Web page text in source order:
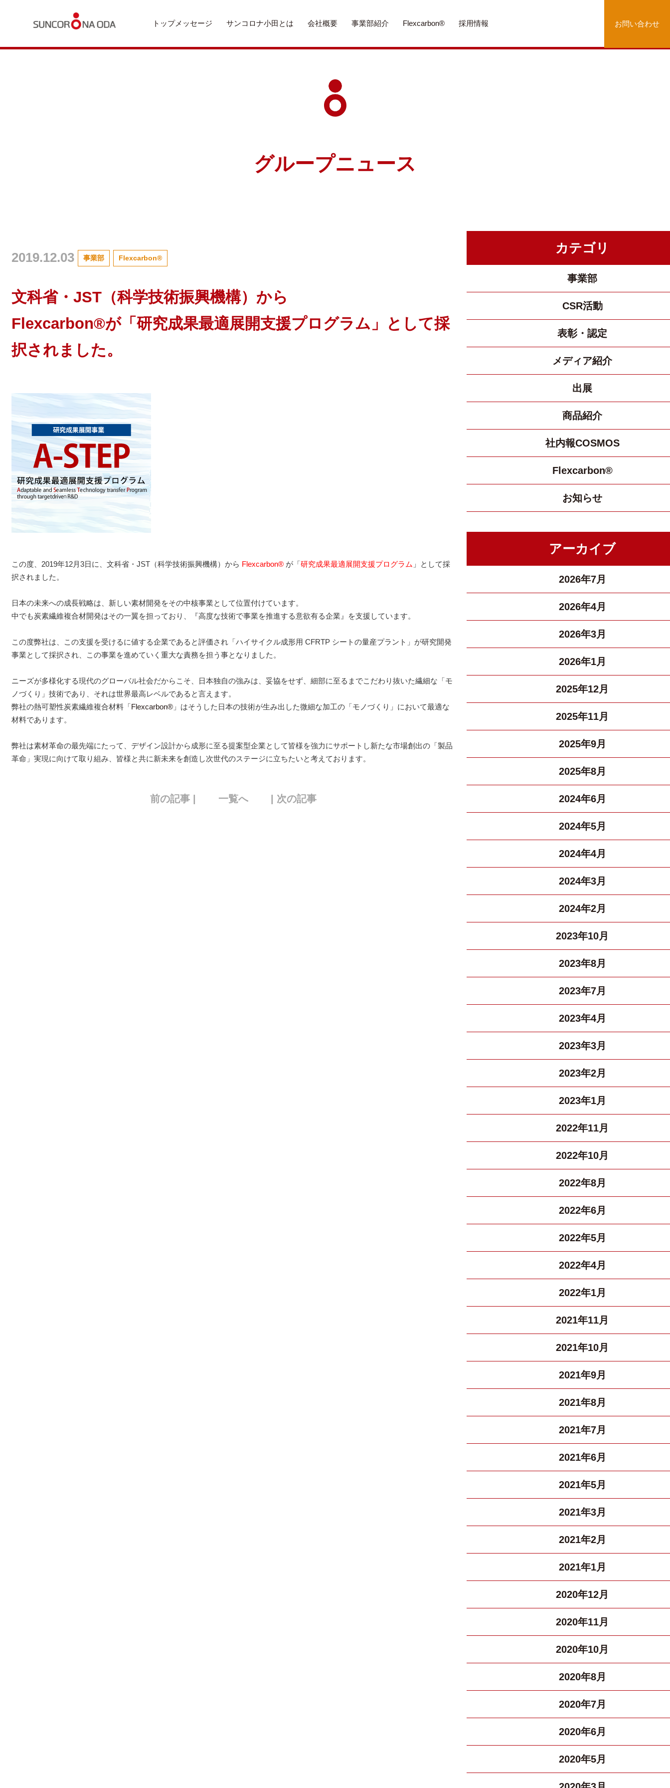
トップメッセージ サンコロナ小田とは 会社概要 事業部紹介 Flexcarbon® 採用情報 お問い合わせ
グループニュース
2019.12.03 事業部 Flexcarbon®
文科省・JST（科学技術振興機構）から
Flexcarbon®が「研究成果最適展開支援プログラム」として採
択されました。
この度、2019年12月3日に、文科省・JST（科学技術振興機構）から Flexcarbon® が「研究成果最適展開支援プログラム 」として採
択されました。
日本の未来への成長戦略は、新しい素材開発をその中核事業として位置付けています。
中でも炭素繊維複合材開発はその一翼を担っており、『高度な技術で事業を推進する意欲有る企業』を支援しています。
この度弊社は、この支援を受けるに値する企業であると評価され「ハイサイクル成形用 CFRTP シートの量産プラント」が研究開発
事業として採択され、この事業を進めていく重大な責務を担う事となりました。
ニーズが多様化する現代のグローバル社会だからこそ、日本独自の強みは、妥協をせず、細部に至るまでこだわり抜いた繊細な「モ
ノづくり」技術であり、それは世界最高レベルであると言えます。
弊社の熱可塑性炭素繊維複合材料「Flexcarbon® 」はそうした日本の技術が生み出した微細な加工の「モノづくり」において最適な
材料であります。
弊社は素材革命の最先端にたって、デザイン設計から成形に至る提案型企業として皆様を強力にサポートし新たな市場創出の「製品
革命」実現に向けて取り組み、皆様と共に新未来を創造し次世代のステージに立ちたいと考えております。
前の記事 | 一覧へ | 次の記事
カテゴリ
事業部
CSR活動
表彰・認定
メディア紹介
出展
商品紹介
社内報COSMOS
Flexcarbon®
お知らせ
アーカイブ
2026年7月
2026年4月
2026年3月
2026年1月
2025年12月
2025年11月
2025年9月
2025年8月
2024年6月
2024年5月
2024年4月
2024年3月
2024年2月
2023年10月
2023年8月
2023年7月
2023年4月
2023年3月
2023年2月
2023年1月
2022年11月
2022年10月
2022年8月
2022年6月
2022年5月
2022年4月
2022年1月
2021年11月
2021年10月
2021年9月
2021年8月
2021年7月
2021年6月
2021年5月
2021年3月
2021年2月
2021年1月
2020年12月
2020年11月
2020年10月
2020年8月
2020年7月
2020年6月
2020年5月